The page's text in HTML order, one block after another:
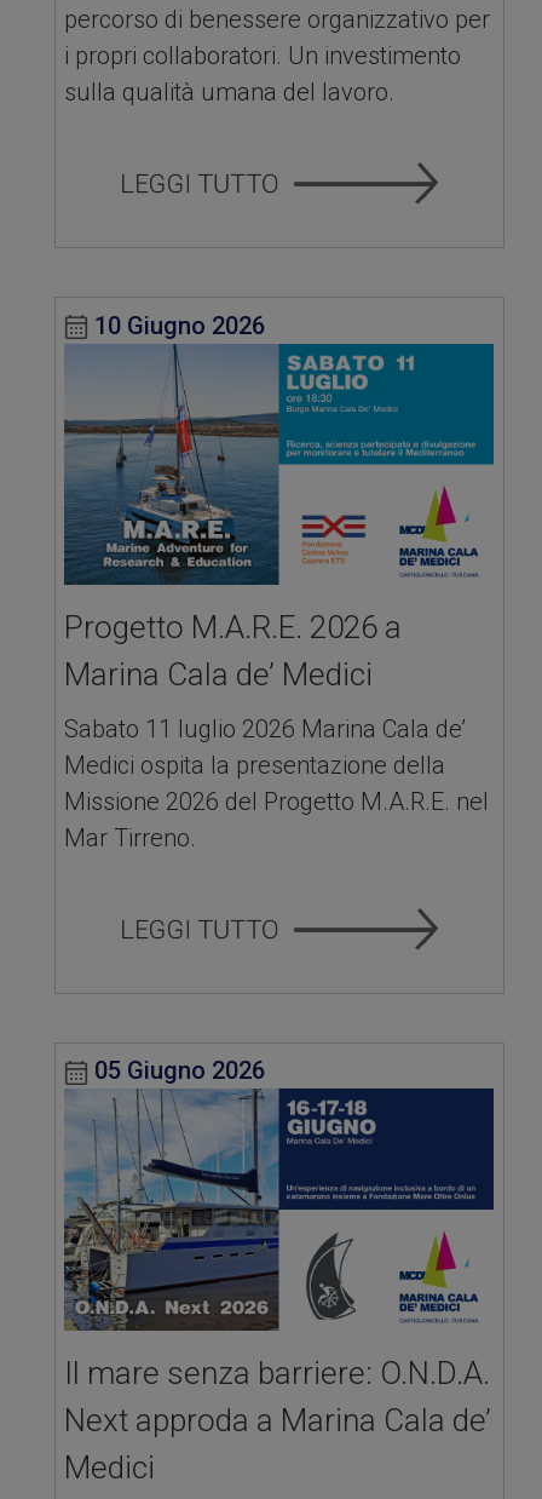
percorso di benessere organizzativo per
i propri collaboratori. Un investimento
sulla qualità umana del lavoro.
10 Giugno 2026
Progetto M.A.R.E. 2026 a
Marina Cala de’ Medici
Sabato 11 luglio 2026 Marina Cala de’
Medici ospita la presentazione della
Missione 2026 del Progetto M.A.R.E. nel
Mar Tirreno.
05 Giugno 2026
Il mare senza barriere: O.N.D.A.
Next approda a Marina Cala de’
Medici